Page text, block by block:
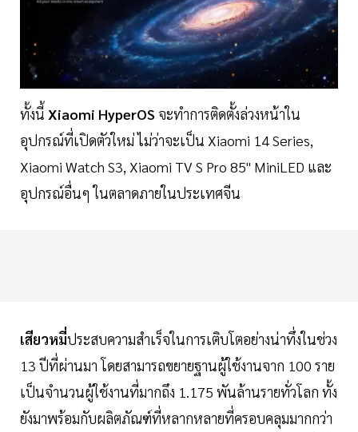
ทั้งนี้ Xiaomi HyperOS จะทำการติดตั้งล่วงหน้าใน
อุปกรณ์ที่เปิดตัวใหม่ ไม่ว่าจะเป็น Xiaomi 14 Series,
Xiaomi Watch S3, Xiaomi TV S Pro 85" MiniLED และ
อุปกรณ์อื่นๆ ในตลาดภายในประเทศจีน
เสียวหมี่ประสบความสำเร็จในการเติบโตอย่างน่าทึ่งในช่วง
13 ปีที่ผ่านมา โดยสามารถขยายฐานผู้ใช้งานจาก 100 ราย
เป็นจำนวนผู้ใช้งานที่มากถึง 1.175 พันล้านรายทั่วโลก ทั้ง
ยังมาพร้อมกับผลิตภัณฑ์ที่หลากหลายที่ครอบคลุมมากกว่า